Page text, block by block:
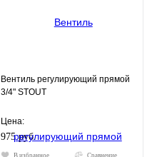
Вентиль регулирующий прямой
3/4" STOUT
Цена:
975 руб.
В избранное Сравнение